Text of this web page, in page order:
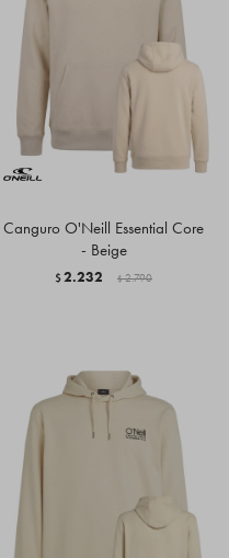
Canguro O'Neill Essential Core
- Beige
$2.232 $ 2.790